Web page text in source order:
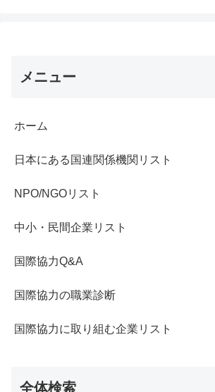
メニュー
ホーム
日本にある国連関係機関リスト
NPO/NGOリスト
中小・民間企業リスト
国際協力Q&A
国際協力の職業診断
国際協力に取り組む企業リスト
全体検索